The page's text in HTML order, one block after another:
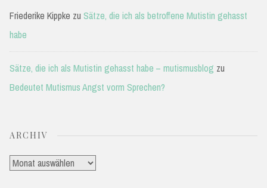
Friederike Kippke zu Sätze, die ich als betroffene Mutistin gehasst
habe
Sätze, die ich als Mutistin gehasst habe – mutismusblog zu
Bedeutet Mutismus Angst vorm Sprechen?
ARCHIV
Archiv